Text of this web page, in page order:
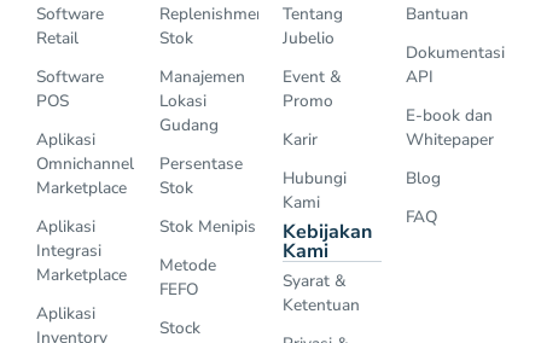
Software
Retail
Software
POS
Aplikasi
Omnichannel
Marketplace
Aplikasi
Integrasi
Marketplace
Aplikasi
Inventory
Replenishment
Stok
Manajemen
Lokasi
Gudang
Persentase
Stok
Stok Menipis
Metode
FEFO
Stock
Tentang
Jubelio
Event &
Promo
Karir
Hubungi
Kami
Kebijakan
Kami
Syarat &
Ketentuan
Bantuan
Dokumentasi
API
E-book dan
Whitepaper
Blog
FAQ